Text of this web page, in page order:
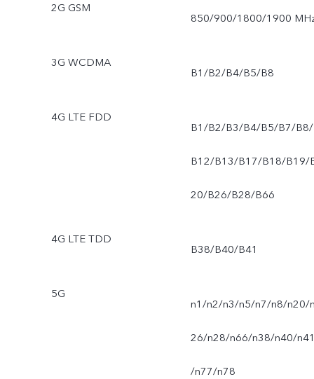
2G GSM
850/900/1800/1900
3G WCDMA
B1/B2/B4/B5/B8
4G LTE FDD
B1/B2/B3/B4/B5/B7/B8/
B12/B13/B17/B18/B19/
20/B26/B28/B66
4G LTE TDD
B38/B40/B41
5G
n1/n2/n3/n5/n7/n8/n20/
26/n28/n66/n38/n40/
/n77/n78